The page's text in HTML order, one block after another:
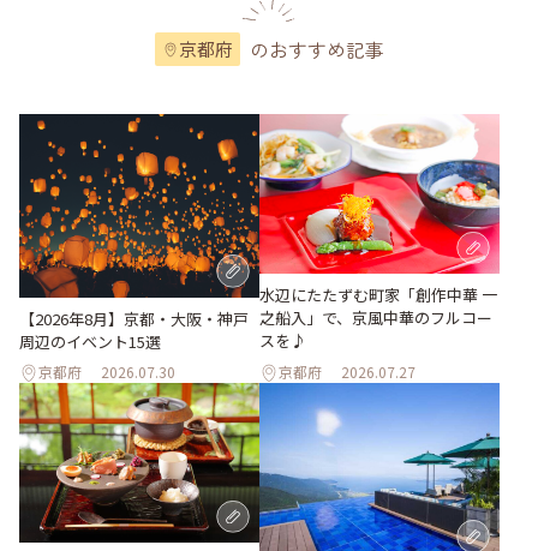
京都府 のおすすめ記事
【2026年8月】京都・大阪・神戸
周辺のイベント15選
京都府 2026.07.30
水辺にたたずむ町家「創作中華 一
之船入」で、京風中華のフルコー
スを♪
京都府 2026.07.27